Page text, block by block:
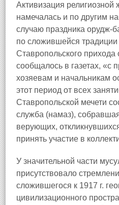
Активизация религиозной
намечалась и по другим
случаю праздника орудж-
по сложившейся
Ставропольского прихода
сообщалось в газетах, «с
хозяевам и начальникам
этот период от всех
Ставропольской мечети
служба (намаз),
верующих,
принять участие в
У значительной части
присутствовало
сложившегося к 1917 г.
цивилизационного